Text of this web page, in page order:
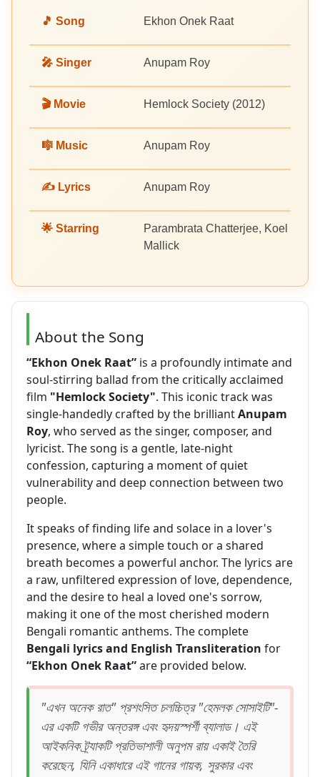
🎵 Song Ekhon Onek Raat
🎤 Singer Anupam Roy
🎬 Movie Hemlock Society (2012)
🎼 Music Anupam Roy
✍️ Lyrics Anupam Roy
🌟 Starring
Parambrata Chatterjee, Koel
Mallick
About the Song
“Ekhon Onek Raat” is a profoundly intimate and
soul-stirring ballad from the critically acclaimed
film "Hemlock Society". This iconic track was
single-handedly crafted by the brilliantAnupam
Roy, who served as the singer, composer, and
lyricist. The song is a gentle, late-night
confession, capturing a moment of quiet
vulnerability and deep connection between two
people.
It speaks of finding life and solace in a lover's
presence, where a simple touch or a shared
breath becomes a powerful anchor. The lyrics are
a raw, unfiltered expression of love, dependence,
and the desire to heal a loved one's sorrow,
making it one of the most cherished modern
Bengali romantic anthems. The complete
Bengali lyrics and English Transliteration for
“Ekhon Onek Raat”are provided below.
"এখন অনেক রাত" প্রশংসিত চলচ্চিত্র "হেমলক সোসাইটি"-
এর একটি গভীর অন্তরঙ্গ এবং হৃদয়স্পর্শী ব্যালাড। এই
আইকনিক ট্র্যাকটি প্রতিভাশালী অনুপম রায় একাই তৈরি
করেছেন, যিনি একাধারে এই গানের গায়ক, সুরকার এবং